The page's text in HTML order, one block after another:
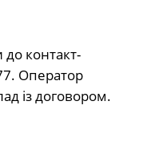
контакт-
. Оператор
із договором.